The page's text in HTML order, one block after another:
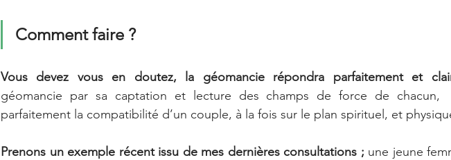
Comment faire ?
Vous devez vous en doutez, la géomancie répondra parfaitement et
géomancie par sa captation et lecture des champs de force de chacun,
parfaitement la compatibilité d’un couple, à la fois sur le plan spirituel, et
Prenons un exemple récent issu de mes dernières consultations ; une jeune